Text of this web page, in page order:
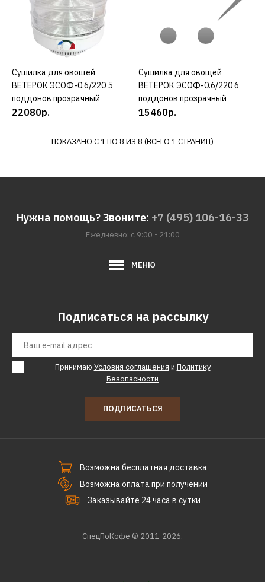
КУПИТЬ
ВЕТЕРОК
Сушилка для овощей
поддонов
ДОБАВИТЬ К СРАВНЕНИЮ
поддонов прозрачный
21420р.
ДОБАВИТЬ К СРАВНЕНИЮ
Сушилка для овощей
ВЕТЕРОК ЭСОФ-0.6/220 5
поддонов прозрачный
КУПИТЬ
Сушилка для овощей
ВЕТЕРОК ЭСОФ-0.6/220 5
поддонов прозрачный
22080р.
КУПИТЬ
Сушилка для овощей
ВЕТЕРОК ЭСОФ-0.6/220 6
поддонов прозрачный
15460р.
ПОКАЗАНО С 1 ПО 8 ИЗ 8 (ВСЕГО 1 СТРАНИЦ)
Нужна помощь? Звоните: +7 (495) 106-16-33
Ежедневно: с 9:00 - 21:00
МЕНЮ
Подписаться на рассылку
Принимаю Условия соглашения и Политику
Безопасности
ПОДПИСАТЬСЯ
Возможна бесплатная доставка
Возможна оплата при получении
Заказывайте 24 часа в сутки
СпецПоКофе © 2011-2026.